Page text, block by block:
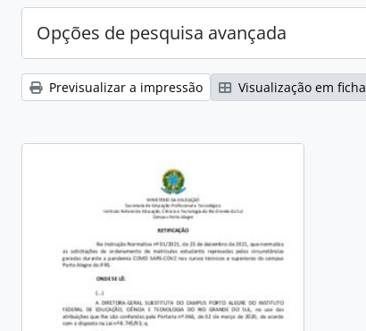
Opções de pesquisa avançada
Previsualizar a impressão Visualização em ficha